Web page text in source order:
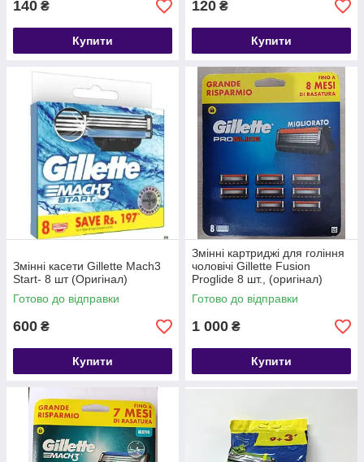
140 ₴
Купити
120 ₴
Купити
Змінні касети Gillette Mach3
Start- 8 шт (Оригінал)
Готово до відправки
600 ₴
Купити
Змінні картриджі для гоління
чоловічі Gillette Fusion
Proglide 8 шт., (оригінал)
Готово до відправки
1 000 ₴
Купити